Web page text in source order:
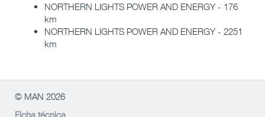
NORTHERN LIGHTS POWER AND ENERGY - 176
km
NORTHERN LIGHTS POWER AND ENERGY - 2251
km
© MAN 2026
Ficha técnica